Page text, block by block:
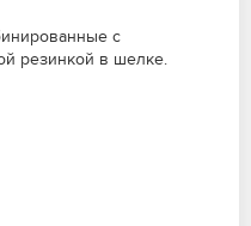
с
резинкой в шелке.